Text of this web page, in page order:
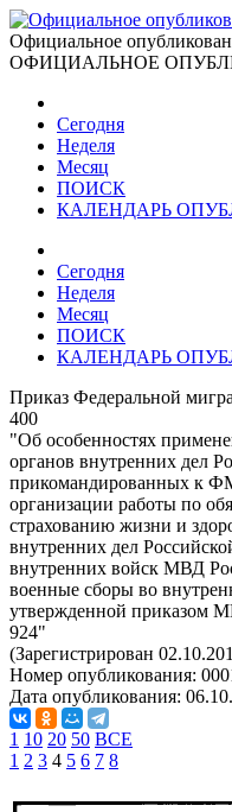
Официальное
ОФИЦИАЛЬНОЕ
Сегодня
Неделя
Месяц
ПОИСК
КАЛЕНДАРЬ
Сегодня
Неделя
Месяц
ПОИСК
КАЛЕНДАРЬ
Приказ Федеральной
400
"Об особенностях
органов внутренних дел
прикомандированных к
организации работы по
страхованию жизни и
внутренних дел
внутренних войск МВД
военные сборы во
утвержденной приказом
924"
(Зарегистрирован
Номер опубликования:
Дата опубликования:
1 10 20 50 ВСЕ
1 2 3 4 5 6 7 8